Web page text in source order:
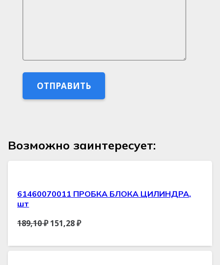
Возможно заинтересует:
61460070011 ПРОБКА БЛОКА ЦИЛИНДРА,
шт
189,10₽ 151,28₽